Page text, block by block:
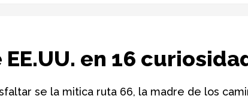
en 16
se la mitica ruta 66, la madre de los